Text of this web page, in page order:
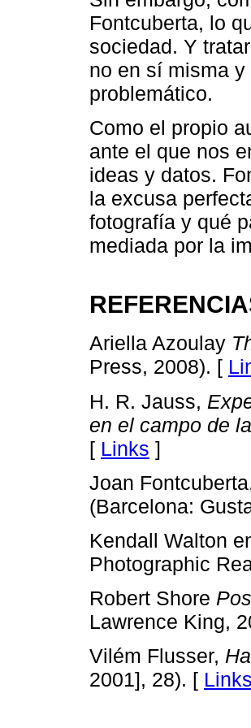
Fontcuberta, lo
sociedad. Y
no en sí misma
problemático.
Como el propio
ante el que nos
ideas y datos.
la excusa
fotografía y qué
mediada por la
Ariella Azoulay
Press, 2008). [
H. R. Jauss,
en el campo de
[ Links ]
Joan
(Barcelona:
Kendall Walton
Photographic
Robert Shore
Lawrence King,
Vilém Flusser,
2001], 28). [ Links